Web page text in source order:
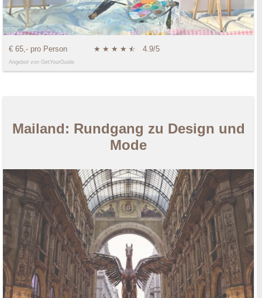
€ 65,- pro Person ★ ★ ★ ★ ★
☆ 4.9/5
Angebot von GetYourGuide
Mailand: Rundgang zu Design und
Mode